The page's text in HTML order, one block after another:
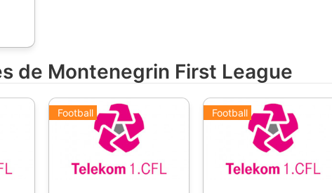
de Montenegrin First League
Football Football